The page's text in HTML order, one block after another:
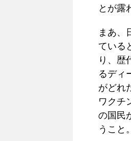
とが露
まあ、
ている
り、歴
るディ
がどれ
ワクチ
の国民
うこと